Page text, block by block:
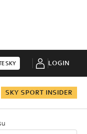
SKY LOGIN
SKY SPORT INSIDER